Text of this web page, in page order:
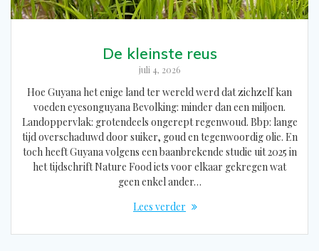
De kleinste reus
juli 4, 2026
Hoe Guyana het enige land ter wereld werd dat zichzelf kan
voeden eyesonguyana Bevolking: minder dan een miljoen.
Landoppervlak: grotendeels ongerept regenwoud. Bbp: lange
tijd overschaduwd door suiker, goud en tegenwoordig olie. En
toch heeft Guyana volgens een baanbrekende studie uit 2025 in
het tijdschrift Nature Food iets voor elkaar gekregen wat
geen enkel ander…
Lees verder